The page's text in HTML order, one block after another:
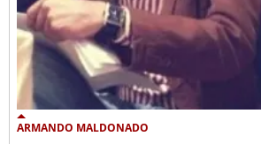
ARMANDO MALDONADO